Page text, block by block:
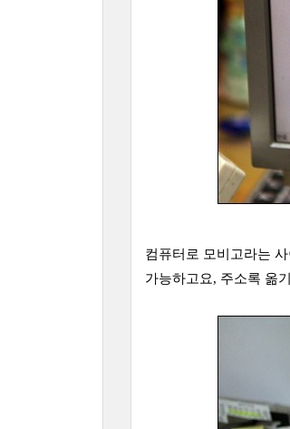
컴퓨터로 모비고라는
가능하고요, 주소록 옮